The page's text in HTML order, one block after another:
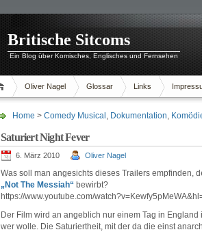
Britische Sitcoms
Ein Blog über Komisches, Englisches und Fernsehen
Oliver Nagel Glossar Links
Home > Comedy Musical , Dokumentation,
Saturiert Night Fever
6. März 2010 Oliver Nagel
Was soll man angesichts dieses Trailers empfinden,
„Not The Messiah“ bewirbt?
https://www.youtube.com/
Der Film wird an angeblich nur einem Tag in
wer wolle. Die Saturiertheit, mit der da die einst